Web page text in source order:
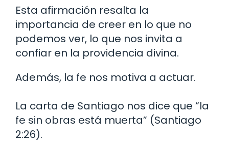
Esta afirmación resalta la
importancia de creer en lo que no
podemos ver, lo que nos invita a
confiar en la providencia divina.
Además, la fe nos motiva a actuar.
La carta de Santiago nos dice que “la
fe sin obras está muerta” (Santiago
2:26).